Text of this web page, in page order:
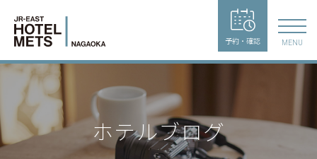
予約・確認 MENU
ホテルブログ